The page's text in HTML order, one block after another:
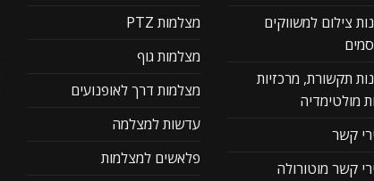
צילום למשווקים
תקשורת, מרכזיות
מולטימדיה
קשר
קשר מוטורולה
מצלמות PTZ
מצלמות גוף
מצלמות דרך לאופנועים
עדשות למצלמה
פלאשים למצלמות